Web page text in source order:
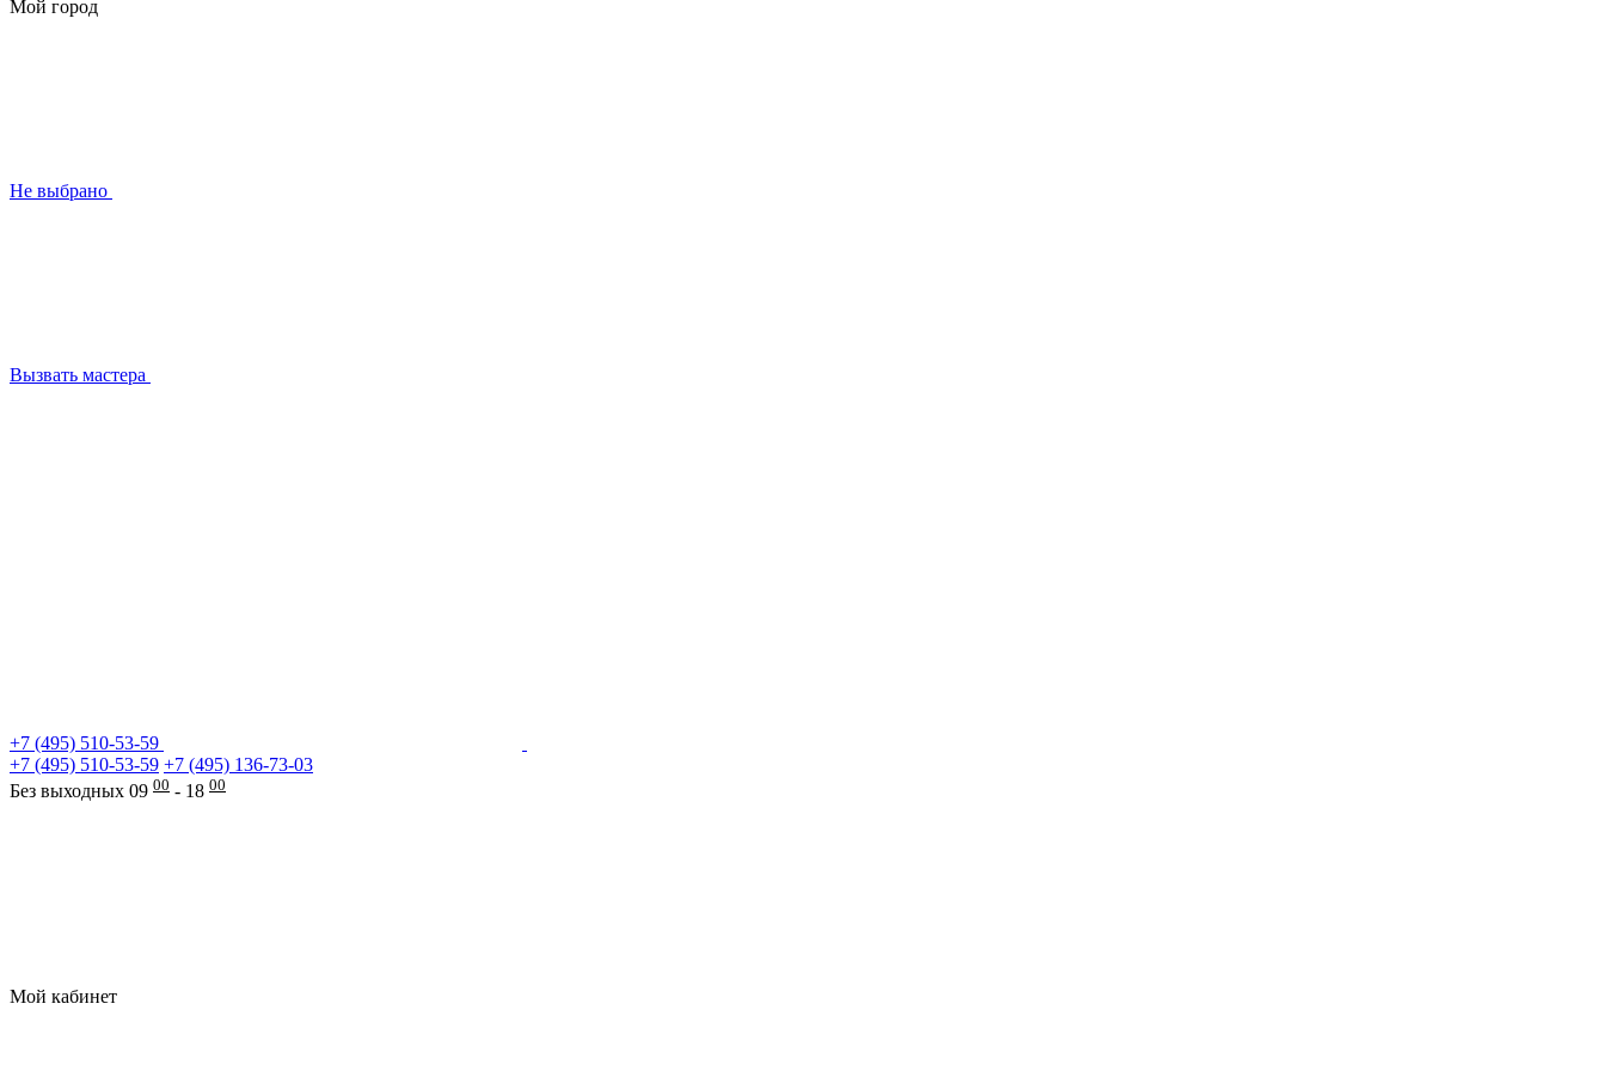
Мой город
Не выбрано
Вызвать мастера
+7 (495) 510-53-59
+7 (495) 510-53-59 +7 (495) 136-73-03
Без выходных 09 00 - 18 00
Мой кабинет